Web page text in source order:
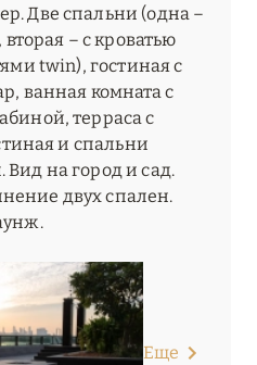
Две спальни (одна –
– с кроватью
twin), гостиная с
ванная комната с
терраса с
и спальни
на город и сад.
двух спален.
Еще